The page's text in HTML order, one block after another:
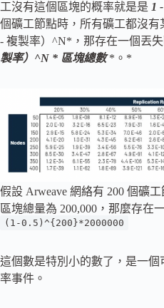
工沒有這個區塊的概率就是是 1
個礦工節點時，所有礦工都沒有
- 複製率）^N*，那存在一個丟
製率）^N * 區塊總數*。*
假設 Arweave 網絡有 200 個礦
區塊總量為 200,000，那麼存在
(1-0.5)^{200}*2000000
這個數是特別小的數了，是一
率事件。